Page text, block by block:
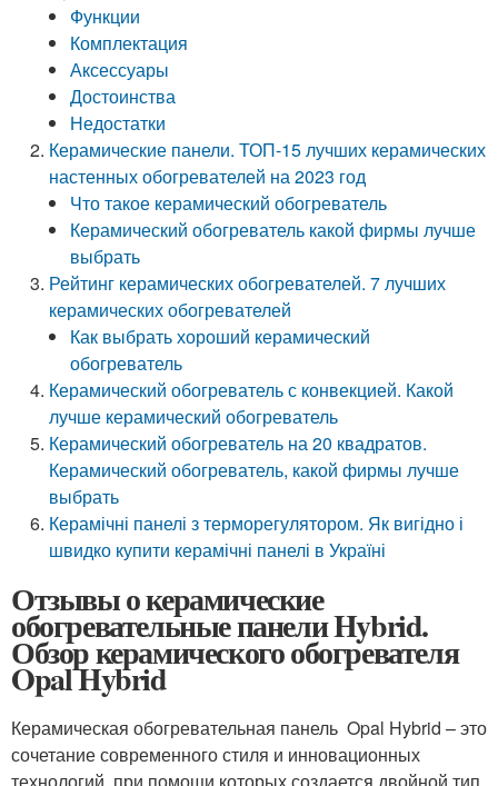
Функции
Комплектация
Аксессуары
Достоинства
Недостатки
Керамические панели. ТОП-15 лучших керамических
настенных обогревателей на 2023 год
Что такое керамический обогреватель
Керамический обогреватель какой фирмы лучше
выбрать
Рейтинг керамических обогревателей. 7 лучших
керамических обогревателей
Как выбрать хороший керамический
обогреватель
Керамический обогреватель с конвекцией. Какой
лучше керамический обогреватель
Керамический обогреватель на 20 квадратов.
Керамический обогреватель, какой фирмы лучше
выбрать
Керамічні панелі з терморегулятором. Як вигідно і
швидко купити керамічні панелі в Україні
Отзывы о керамические
обогревательные панели Hybrid.
Обзор керамического обогревателя
Opal Hybrid
Керамическая обогревательная панель Opal Hybrid – это
сочетание современного стиля и инновационных